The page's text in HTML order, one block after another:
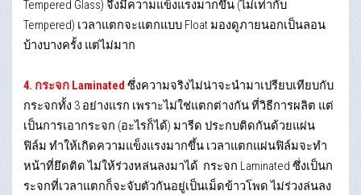
Tempered Glass) จึงมีความแข็งแรงมากขึ้น (ไม่เท่ากับ
Tempered) เวลาแตกจะแตกแบบ Float มองดูภายนอกเป็นลอน
บ้างบางครั้ง แต่ไม่มาก
4. กระจก Laminated ซึ่งความจริงไม่น่าจะนำมาเปรียบเทียบกับ
กระจกทั้ง 3 อย่างแรก เพราะไม่ใช่แตกต่างกัน ที่วิธีการผลิต แต่
เป็นการเอากระจก (อะไรก็ได้) มารีด ประกบติดกันด้วยแผ่น
ฟิล์ม ทำให้เกิดความแข็งแรงมากขึ้น เวลาแตกแผ่นฟิล์มจะทำ
หน้าที่ยึดติด ไม่ให้ร่วงหล่นลงมาได้ กระจก Laminated ซึ่งเป็นก
ระจกที่เวลาแตกก็จะจับตัวกันอยู่เป็นเม็ดข้าวโพด ไม่ร่วงล่นลง